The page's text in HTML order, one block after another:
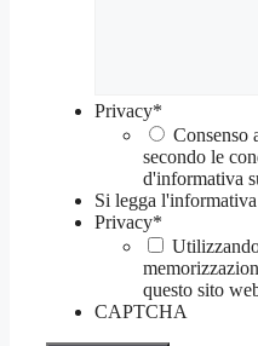
Privacy*
Consenso
secondo le
d'informativa
Si legga
Privacy*
questo sito
CAPTCHA